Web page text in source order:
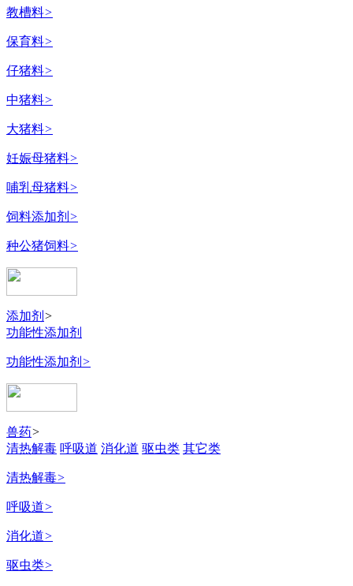
教槽料>
保育料>
仔猪料>
中猪料>
大猪料>
妊娠母猪料>
哺乳母猪料>
饲料添加剂 >
种公猪饲料>
添加剂 >
功能性添加剂
功能性添加剂 >
兽药>
清热解毒 呼吸道 消化道 驱虫类 其它类
清热解毒>
呼吸道>
消化道>
驱虫类>